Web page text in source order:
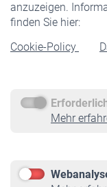
anzuzeigen.
finden Sie hier:
Cookie-Policy
Mehr
Rentner
Rentenbeginn
Rente beantragen
Service
Informationen
Online-Rechner